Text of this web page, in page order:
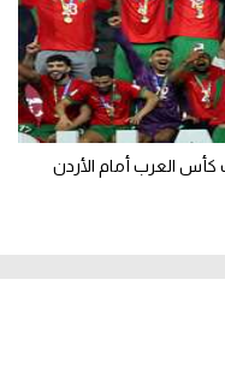
العرب أمام الأردن